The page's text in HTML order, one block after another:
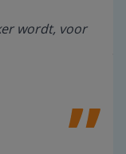
wordt, voor